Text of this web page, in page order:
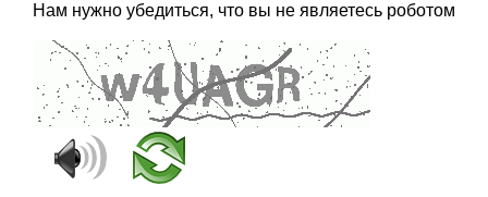
Нам нужно убедиться, что вы не являетесь роботом